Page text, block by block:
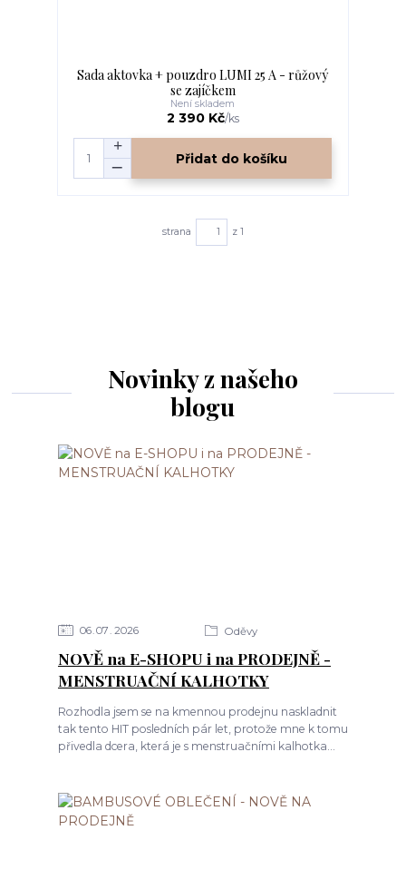
Sada aktovka + pouzdro LUMI 25 A - růžový
se zajíčkem
2 390 Kč/ks
Není skladem
Přidat do košíku
strana z 1
Novinky z našeho
blogu
06 07 2026 Oděvy
NOVĚ na E-SHOPU i na PRODEJNĚ -
MENSTRUAČNÍ KALHOTKY
Rozhodla jsem se na kmennou prodejnu naskladnit
tak tento HIT posledních pár let, protože mne k tomu
přivedla dcera, která je s menstruačními kalhotka...